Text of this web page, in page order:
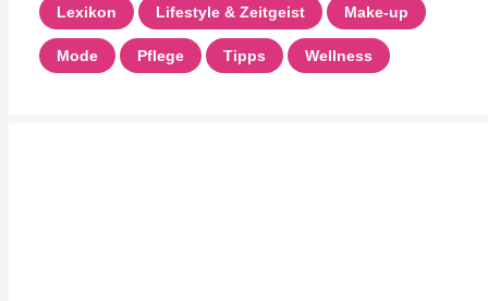
Lexikon Lifestyle & Zeitgeist Make-up
Mode Pflege Tipps Wellness